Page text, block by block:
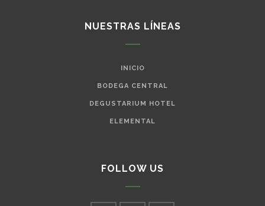
NUESTRAS LÍNEAS
INICIO
BODEGA CENTRAL
DEGUSTARIUM HOTEL
ELEMENTAL
FOLLOW US